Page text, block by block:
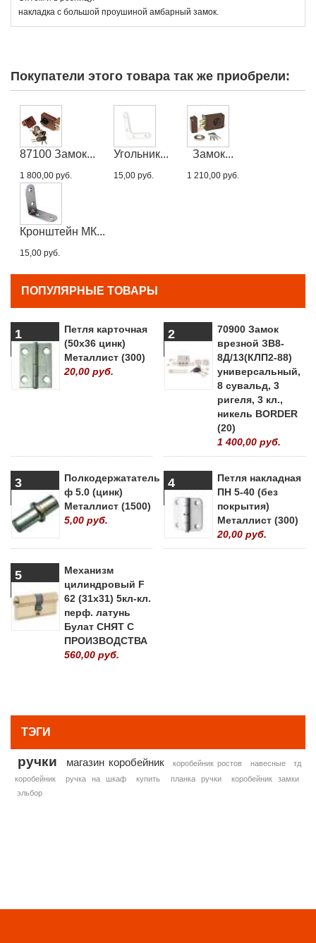
накладка с большой проушиной амбарный замок.
Покупатели этого товара так же приобрели:
87100 Замок...
1 800,00 руб.
Угольник...
15,00 руб.
Замок...
1 210,00 руб.
Кронштейн МК...
15,00 руб.
ПОПУЛЯРНЫЕ ТОВАРЫ
1
Петля карточная
(50х36 цинк)
Металлист (300)
20,00 руб.
2
70900 Замок
врезной ЗВ8-
8Д/13(КЛП2-88)
универсальный,
8 сувальд, 3
ригеля, 3 кл.,
никель BORDER
(20)
1 400,00 руб.
3
Полкодержататель
ф 5.0 (цинк)
Металлист (1500)
5,00 руб.
4
Петля накладная
ПН 5-40 (без
покрытия)
Металлист (300)
20,00 руб.
5
Механизм
цилиндровый F
62 (31х31) 5кл-кл.
перф. латунь
Булат СНЯТ С
ПРОИЗВОДСТВА
560,00 руб.
ТЭГИ
ручки магазин коробейник коробейник ростов навесные
тд
коробейник
ручка на шкаф купить планка ручки
коробейник замки
эльбор